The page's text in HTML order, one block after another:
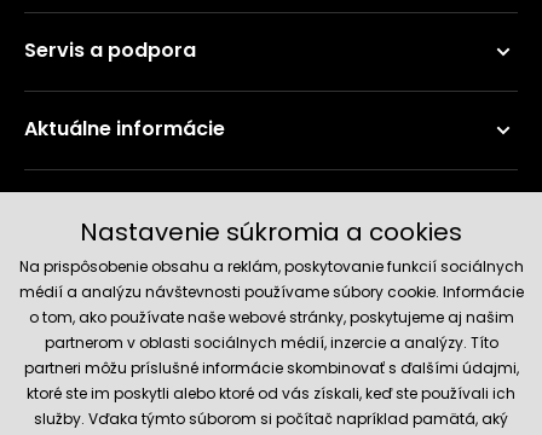
Servis a podpora
Aktuálne informácie
Spoľahlivý obchod
Nastavenie súkromia a cookies
Na prispôsobenie obsahu a reklám, poskytovanie funkcií sociálnych
médií a analýzu návštevnosti používame súbory cookie. Informácie
o tom, ako používate naše webové stránky, poskytujeme aj našim
partnerom v oblasti sociálnych médií, inzercie a analýzy. Títo
partneri môžu príslušné informácie skombinovať s ďalšími údajmi,
ktoré ste im poskytli alebo ktoré od vás získali, keď ste používali ich
služby. Vďaka týmto súborom si počítač napríklad pamätá, aký